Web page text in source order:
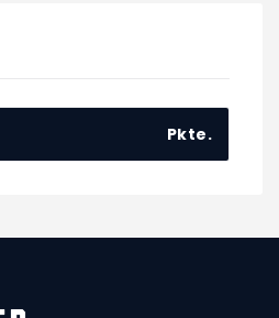
Pkte.